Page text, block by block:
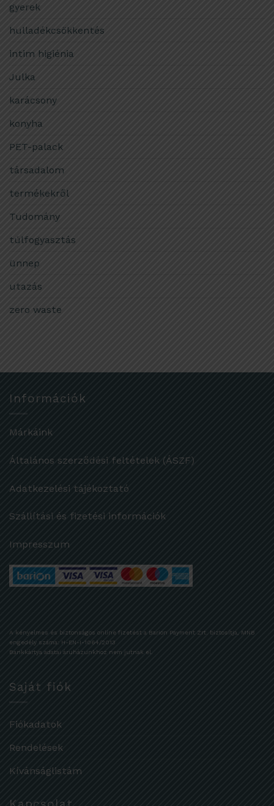
gyerek
hulladékcsökkentés
intim higiénia
Julka
karácsony
konyha
PET-palack
társadalom
termékekről
Tudomány
túlfogyasztás
ünnep
utazás
zero waste
Információk
Márkáink
Általános szerződési feltételek (ÁSZF)
Adatkezelési tájékoztató
Szállítási és fizetési információk
Impresszum
A kényelmes és biztonságos online fizetést a Barion Payment Zrt. biztosítja, MNB
engedély száma: H-EN-I-1064/2013
Bankkártya adatai áruházunkhoz nem jutnak el.
Saját fiók
Fiókadatok
Rendelések
Kívánságlistám